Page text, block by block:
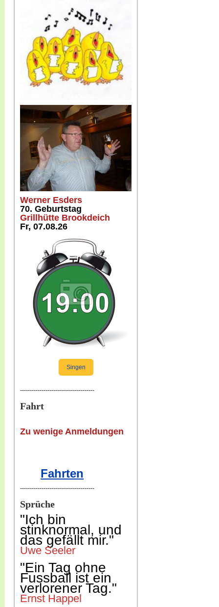
Werner Esders
70. Geburtstag
Grillhütte Brookdeich
Fr, 07.08.26
Singen
--------------------------------------
Fahrt
Zu wenige Anmeldungen
Fahrten
--------------------------------------
Sprüche
"Ich bin
stinknormal, und
das gefällt mir."
Uwe Seeler
"Ein Tag ohne
Fussball ist ein
verlorener Tag."
Ernst Happel